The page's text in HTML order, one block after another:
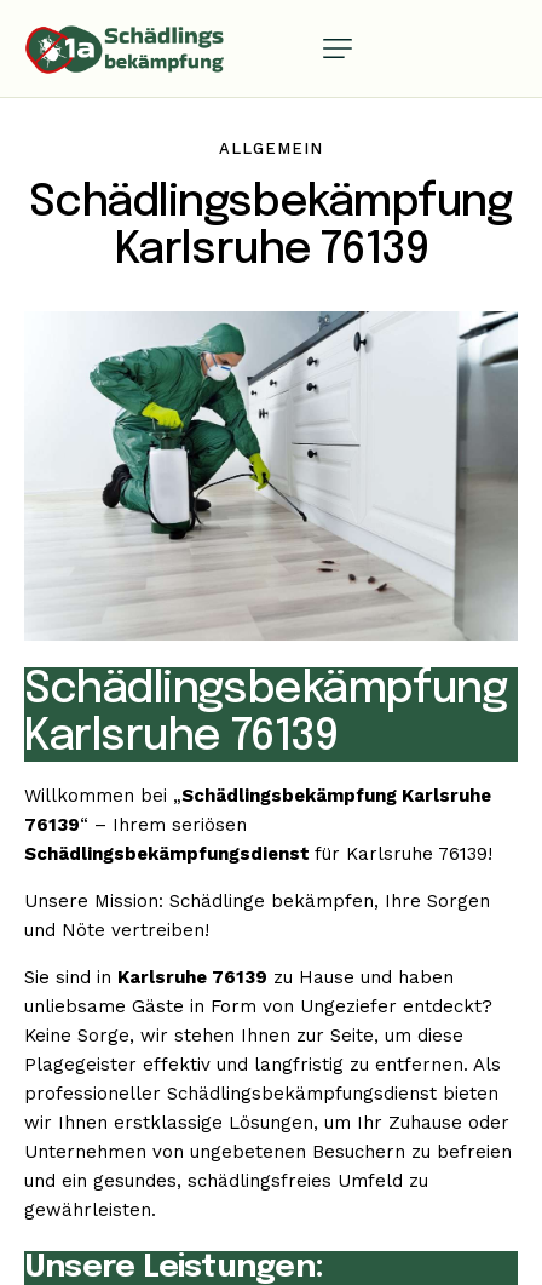
ALLGEMEIN
Schädlingsbekämpfung
Karlsruhe 76139
Schädlingsbekämpfung
Karlsruhe 76139
Willkommen bei „Schädlingsbekämpfung Karlsruhe
76139“ – Ihrem seriösen
Schädlingsbekämpfungsdienst für Karlsruhe 76139!
Unsere Mission: Schädlinge bekämpfen, Ihre Sorgen
und Nöte vertreiben!
Sie sind in Karlsruhe 76139 zu Hause und haben
unliebsame Gäste in Form von Ungeziefer entdeckt?
Keine Sorge, wir stehen Ihnen zur Seite, um diese
Plagegeister effektiv und langfristig zu entfernen. Als
professioneller Schädlingsbekämpfungsdienst bieten
wir Ihnen erstklassige Lösungen, um Ihr Zuhause oder
Unternehmen von ungebetenen Besuchern zu befreien
und ein gesundes, schädlingsfreies Umfeld zu
gewährleisten.
Unsere Leistungen: